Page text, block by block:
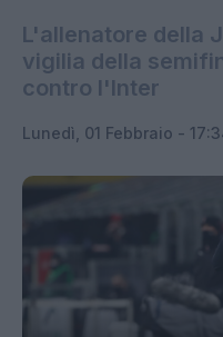
L'allenatore della
vigilia della
contro l'Inter
Lunedì, 01 Febbraio -